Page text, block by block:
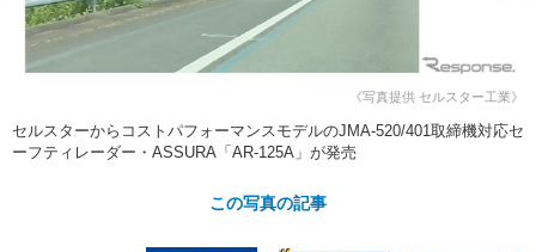
自動車豆知識 ストップ！不具合修理＆粗悪修理
ディテイリング
ヘッドライト磨き コーティング
鈑金・塗装
クト
ショップレポート プロショップ検索
カーメーカー「旧車」関連プロジ
《写真提供 セルスター工業》
セルスターからコストパフォーマンスモデルのJMA-520/401取締機対応セ
ーフティレーダー・ASSURA「AR-125A」が発売
この写真の記事